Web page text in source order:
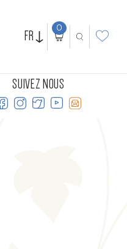
FR 0
SUIVEZ NOUS